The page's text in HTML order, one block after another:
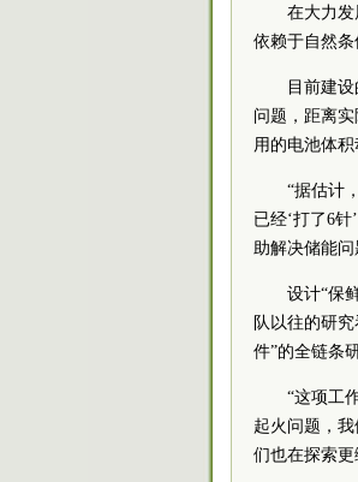
在大力
依赖于自然条
目前建
问题，距离
用的电池体
“据估计
已经‘打了6
助解决储能问
设计“保
队以往的研
件”的全链条
“这项工
起火问题，
们也在探索